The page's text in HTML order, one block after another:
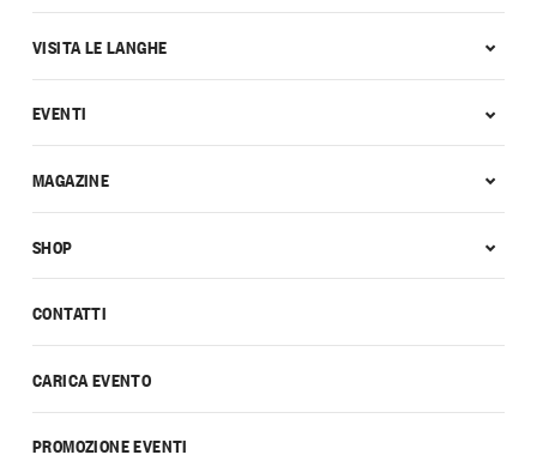
CONTATTI
CARICA EVENTO
PROMOZIONE EVENTI
VISITA LE LANGHE
EVENTI
MAGAZINE
SHOP